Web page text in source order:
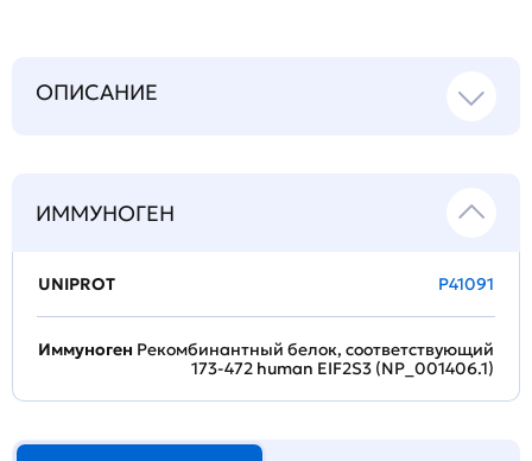
ОПИСАНИЕ
ИММУНОГЕН
UNIPROT P41091
Иммуноген Рекомбинантный белок, соответствующий
173-472 human EIF2S3 (NP_001406.1)